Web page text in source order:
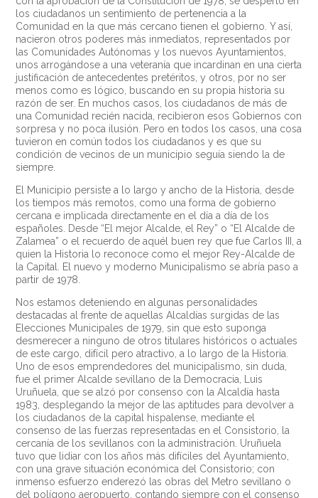
los ciudadanos un sentimiento de pertenencia a la
Comunidad en la que más cercano tienen el gobierno. Y así,
nacieron otros poderes más inmediatos, representados por
las Comunidades Autónomas y los nuevos Ayuntamientos,
unos arrogándose a una veteranía que incardinan en una cierta
justificación de antecedentes pretéritos, y otros, por no ser
menos como es lógico, buscando en su propia historia su
razón de ser. En muchos casos, los ciudadanos de más de
una Comunidad recién nacida, recibieron esos Gobiernos con
sorpresa y no poca ilusión. Pero en todos los casos, una cosa
tuvieron en común todos los ciudadanos y es que su
condición de vecinos de un municipio seguía siendo la de
siempre.
El Municipio persiste a lo largo y ancho de la Historia, desde
los tiempos más remotos, como una forma de gobierno
cercana e implicada directamente en el día a día de los
españoles. Desde “El mejor Alcalde, el Rey” o “El Alcalde de
Zalamea” o el recuerdo de aquél buen rey que fue Carlos III, a
quien la Historia lo reconoce como el mejor Rey-Alcalde de
la Capital. El nuevo y moderno Municipalismo se abría paso a
partir de 1978.
Nos estamos deteniendo en algunas personalidades
destacadas al frente de aquellas Alcaldías surgidas de las
Elecciones Municipales de 1979, sin que esto suponga
desmerecer a ninguno de otros titulares históricos o actuales
de este cargo, difícil pero atractivo, a lo largo de la Historia.
Uno de esos emprendedores del municipalismo, sin duda,
fue el primer Alcalde sevillano de la Democracia, Luis
Uruñuela, que se alzó por consenso con la Alcaldía hasta
1983, desplegando la mejor de las aptitudes para devolver a
los ciudadanos de la capital hispalense, mediante el
consenso de las fuerzas representadas en el Consistorio, la
cercanía de los sevillanos con la administración. Uruñuela
tuvo que lidiar con los años más difíciles del Ayuntamiento,
con una grave situación económica del Consistorio; con
inmenso esfuerzo enderezó las obras del Metro sevillano o
del polígono aeropuerto, contando siempre con el consenso